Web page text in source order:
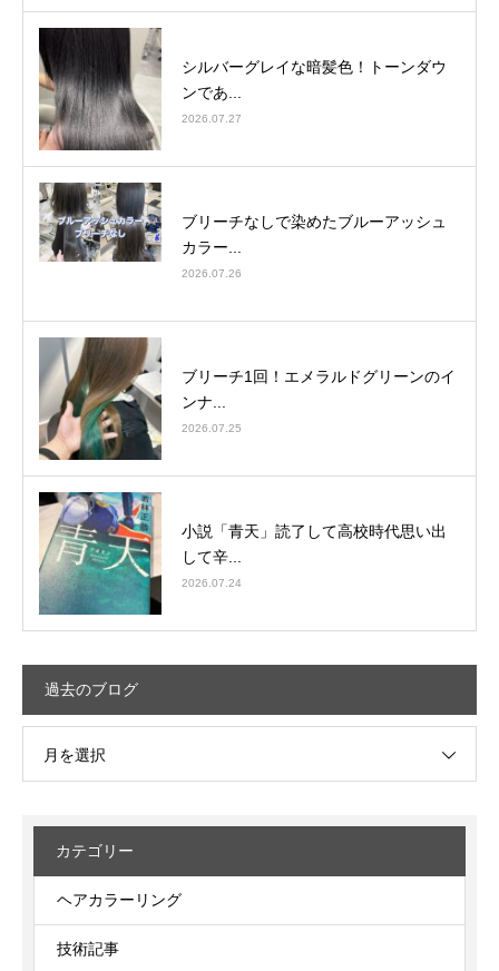
シルバーグレイな暗髪色！トーンダウ
ンであ...
2026.07.27
ブリーチなしで染めたブルーアッシュ
カラー...
2026.07.26
ブリーチ1回！エメラルドグリーンのイ
ンナ...
2026.07.25
小説「青天」読了して高校時代思い出
して辛...
2026.07.24
過去のブログ
月を選択
カテゴリー
ヘアカラーリング
技術記事